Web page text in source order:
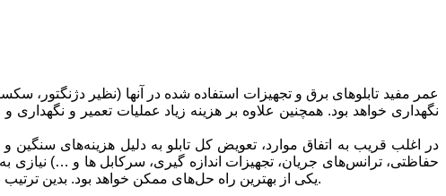
نگهداری خواهد بود. همچنین علاوه بر هزینه زیاد عملیات تعمیر و
در اغلب قریب به اتفاق موارد، تعویض کل تابلو به دلیل هزینه‌های سنگین
حفاظتی، ترانس‌های جریان، تجهیزات اندازه گیری، سرکابل ها و …) نیازی
یکی از بهترین راه حل‌های ممکن خواهد بود. بدین ترتیب با صرف هزینه بسیار کمتر و بدون نیاز به خاموشی طولانی، تابلو موجود با جدیدترین و پیشرفته‌ترین تجهیزات ممکن مدرنیزه می‌گردد.